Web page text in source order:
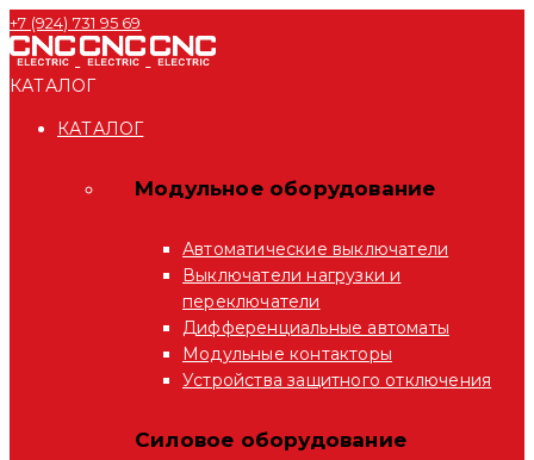
+7 (924) 731 95 69
КАТАЛОГ
КАТАЛОГ
Модульное оборудование
Автоматические выключатели
Выключатели нагрузки и
переключатели
Дифференциальные автоматы
Модульные контакторы
Устройства защитного отключения
Силовое оборудование